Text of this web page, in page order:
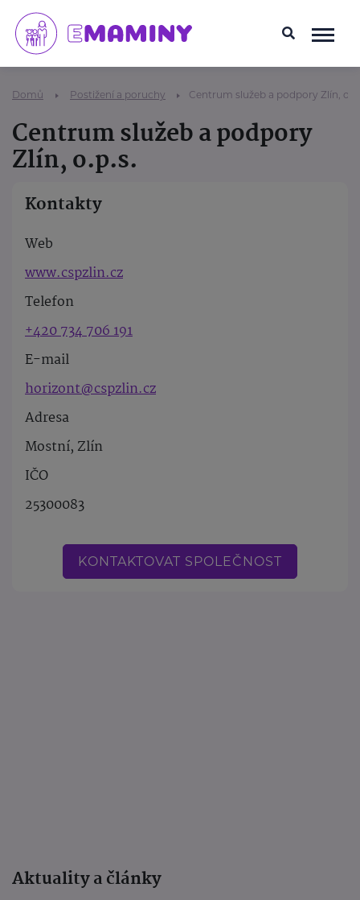
Domů Postižení a poruchy Centrum služeb a podpory Zlín,
Centrum služeb a podpory
Zlín, o.p.s.
Kontakty
Web
www.cspzlin.cz
Telefon
+420 734 706 191
E-mail
horizont@cspzlin.cz
Adresa
Mostní, Zlín
IČO
25300083
KONTAKTOVAT SPOLEČNOST
Aktuality a články